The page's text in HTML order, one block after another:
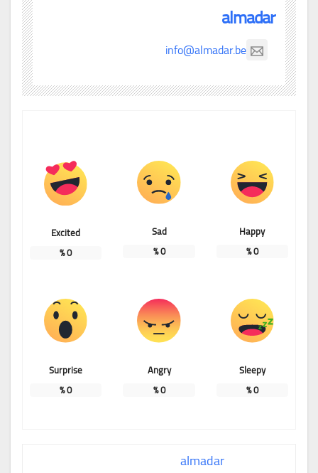
almadar
info@almadar.be
Happy
0
%
Sad
0
%
Excited
0
%
Sleepy
0
%
Angry
0
%
Surprise
0
%
almadar